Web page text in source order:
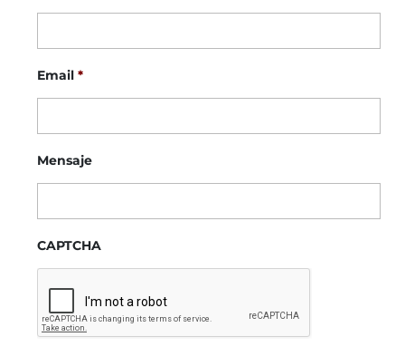
Email *
Mensaje
CAPTCHA